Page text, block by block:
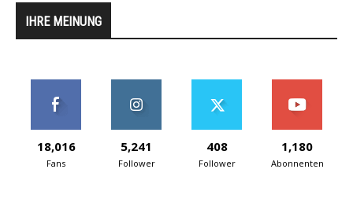
IHRE MEINUNG
18,016
Fans
5,241
Follower
408
Follower
1,180
Abonnenten